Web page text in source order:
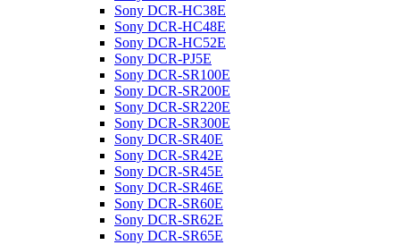
Sony DCR-HC38E
Sony DCR-HC48E
Sony DCR-HC52E
Sony DCR-PJ5E
Sony DCR-SR100E
Sony DCR-SR200E
Sony DCR-SR220E
Sony DCR-SR300E
Sony DCR-SR40E
Sony DCR-SR42E
Sony DCR-SR45E
Sony DCR-SR46E
Sony DCR-SR60E
Sony DCR-SR62E
Sony DCR-SR65E